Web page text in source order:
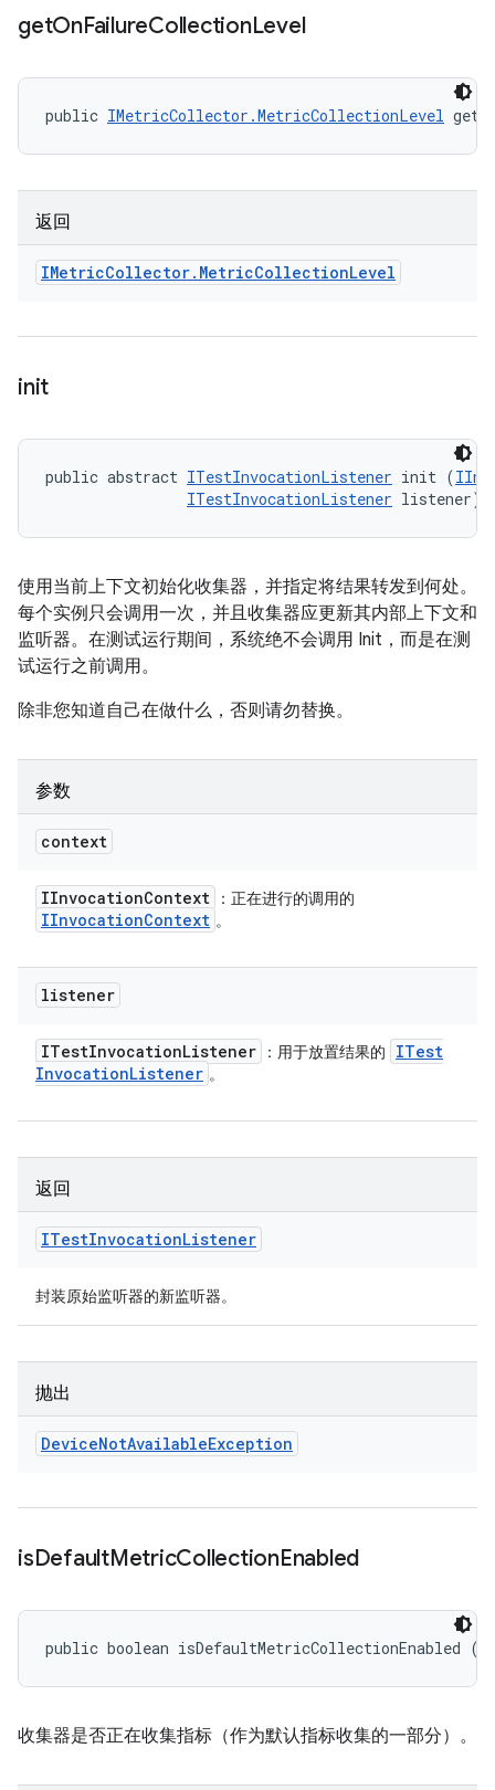
getOnFailureCollectionLevel
public IMetricCollector.MetricCollectionLevel
返回
IMetricCollector. MetricCollectionLevel
init
public abstract ITestInvocationListener init (
ITestInvocationListener listener)
使用当前上下文初始化收集器，并指定将结果转发到何处。
每个实例只会调用一次，并且收集器应更新其内部上下文和
监听器。在测试运行期间，系统绝不会调用 Init，而是在测
试运行之前调用。
除非您知道自己在做什么，否则请勿替换。
参数
context
IInvocationContext ：正在进行的调用的
IInvocationContext 。
listener
ITestInvocationListener ：用于放置结果的
ITest
InvocationListener 。
返回
ITestInvocationListener
封装原始监听器的新监听器。
抛出
DeviceNotAvailableException
isDefaultMetricCollectionEnabled
public boolean isDefaultMetricCollectionEnabled ()
收集器是否正在收集指标（作为默认指标收集的一部分）。